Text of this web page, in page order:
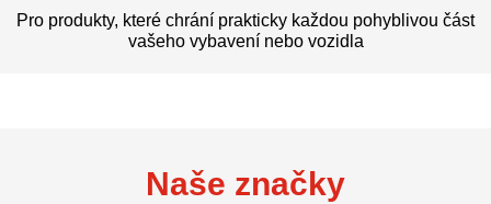
Pro produkty, které chrání prakticky každou pohyblivou část
vašeho vybavení nebo vozidla
Naše značky